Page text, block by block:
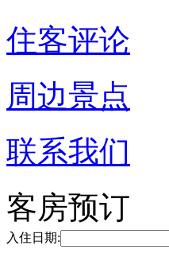
住客评论
周边景点
联系我们
客房预订
入住日期: